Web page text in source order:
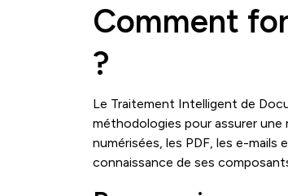
Comment
?
Le Traitement Intelligent de
méthodologies pour assurer
numérisées, les PDF, les e-
connaissance de ses